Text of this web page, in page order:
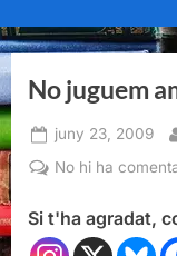
No juguem
Posted
on
juny 23, 2009
No hi ha
Si t'ha agradat,